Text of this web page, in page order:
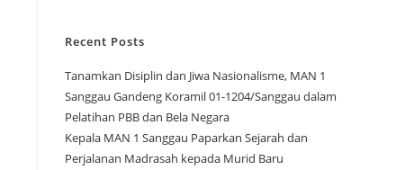
Recent Posts
Tanamkan Disiplin dan Jiwa Nasionalisme, MAN 1
Sanggau Gandeng Koramil 01-1204/Sanggau dalam
Pelatihan PBB dan Bela Negara
Kepala MAN 1 Sanggau Paparkan Sejarah dan
Perjalanan Madrasah kepada Murid Baru